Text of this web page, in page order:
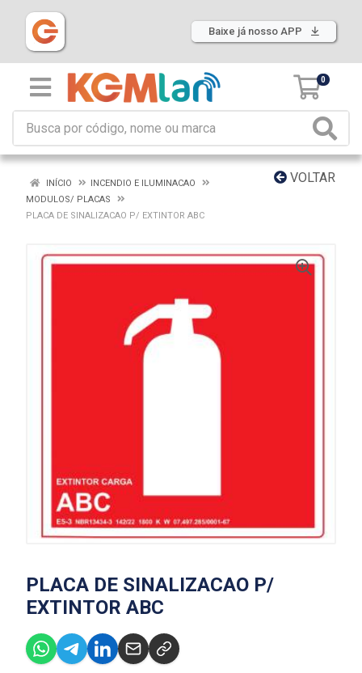
Baixe já nosso APP
0
VOLTAR
INÍCIO
INCENDIO E ILUMINACAO
MODULOS/ PLACAS
PLACA DE SINALIZACAO P/ EXTINTOR ABC
PLACA DE SINALIZACAO P/
EXTINTOR ABC